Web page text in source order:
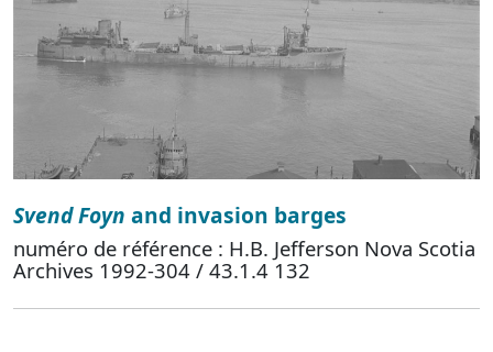
Svend Foyn and invasion barges
numéro de référence : H.B. Jefferson Nova Scotia
Archives 1992-304 / 43.1.4 132